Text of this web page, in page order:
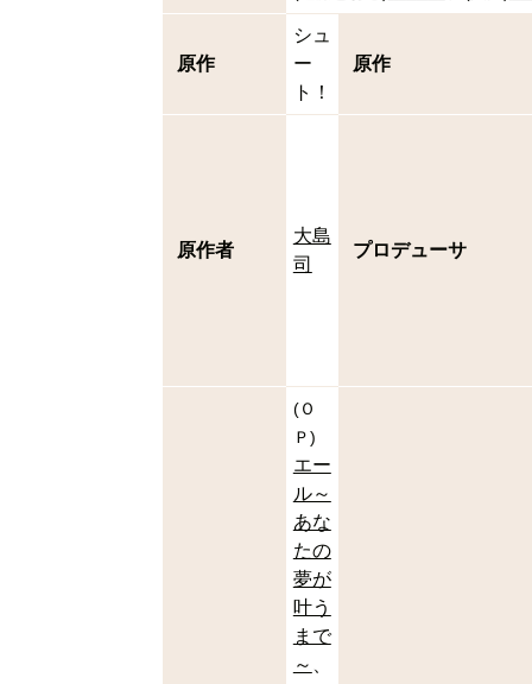
原作
シュ
ー
ト！
原作
原作者
大島
司
プロデューサ
(Ｏ
Ｐ )
エー
ル～
あな
たの
夢が
叶う
まで
～